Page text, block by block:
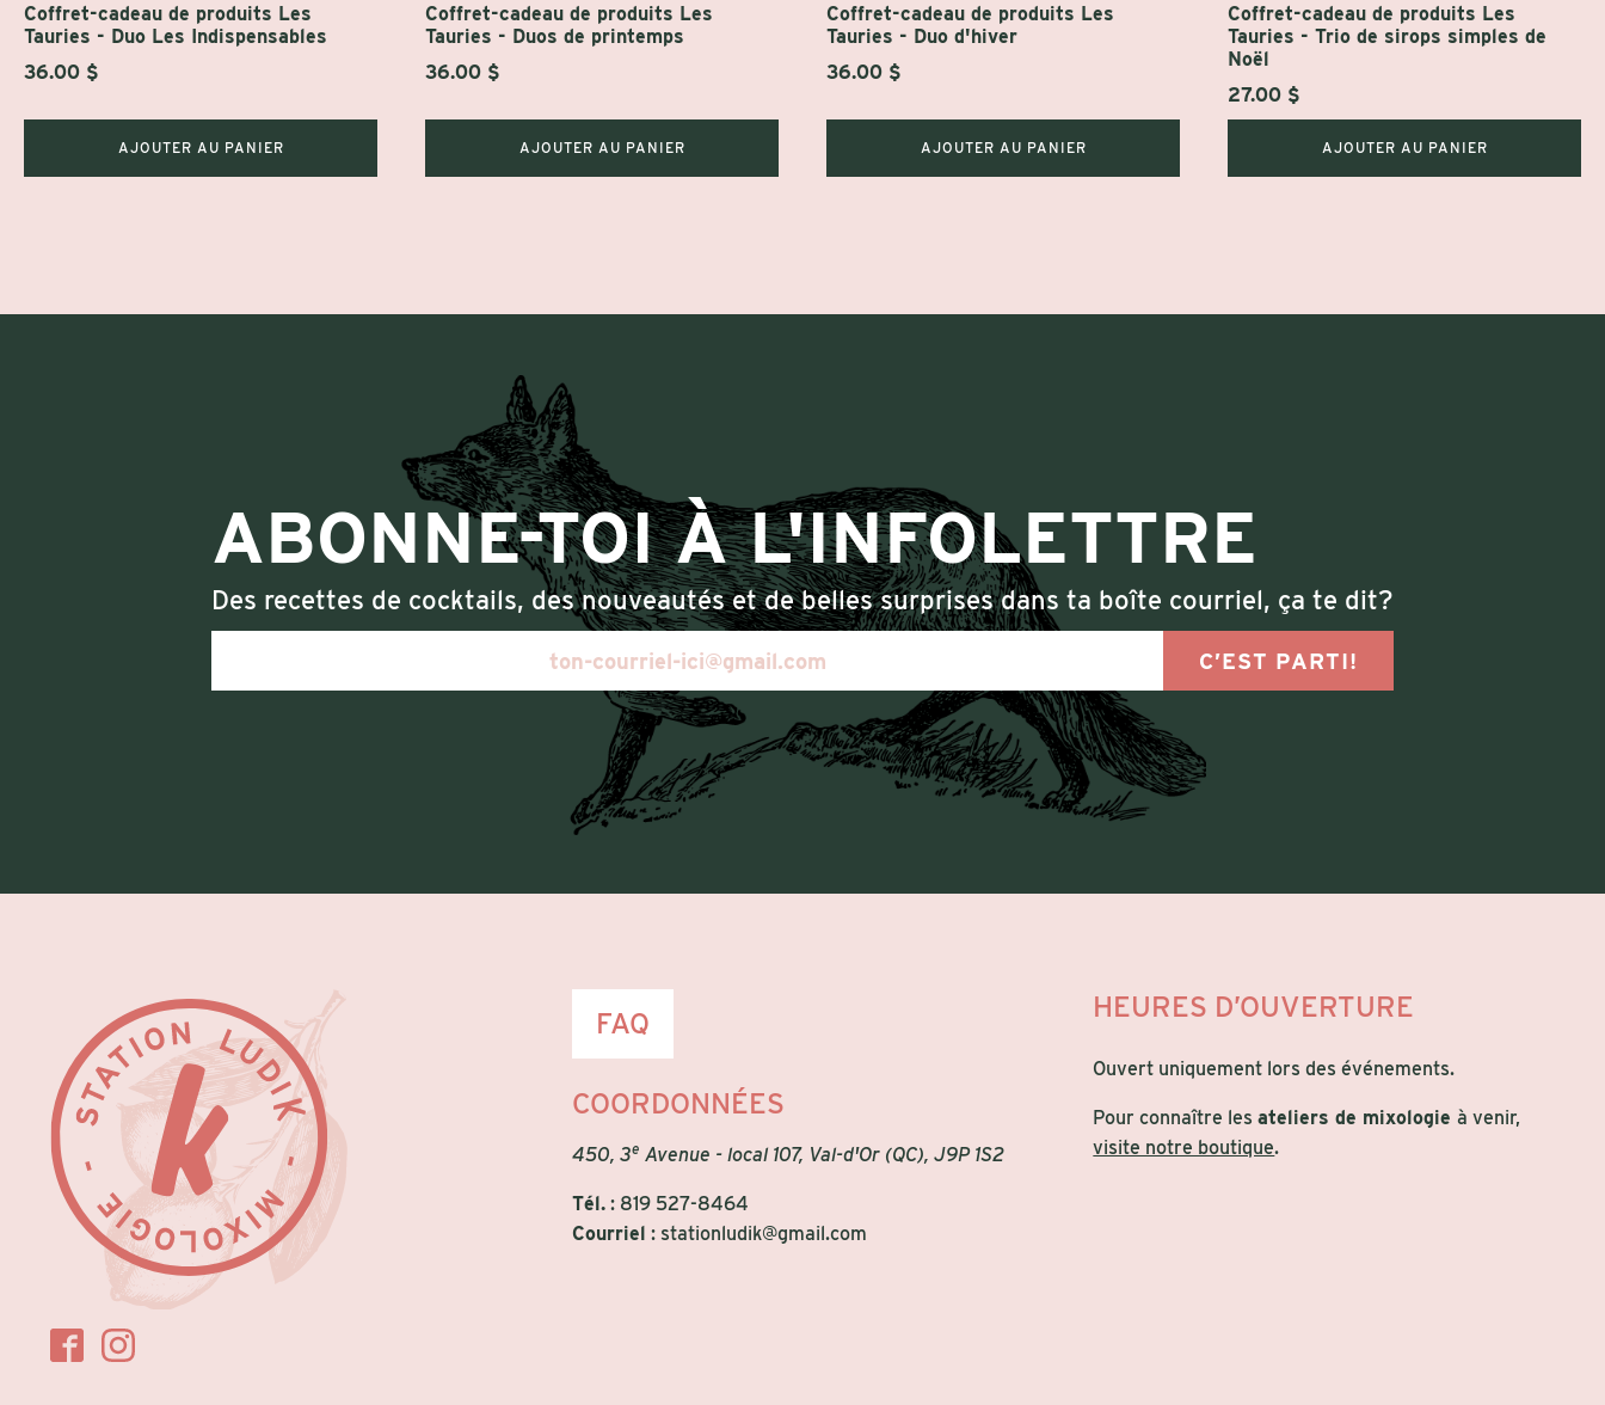
Coffret-cadeau de produits Les
Tauries - Duo Les Indispensables
36.00 $
AJOUTER AU PANIER
Coffret-cadeau de produits Les
Tauries - Duos de printemps
36.00 $
AJOUTER AU PANIER
Coffret-cadeau de produits Les
Tauries - Duo d'hiver
36.00 $
AJOUTER AU PANIER
Coffret-cadeau de produits Les
Tauries - Trio de sirops simples de
Noël
27.00 $
AJOUTER AU PANIER
ABONNE-TOI À L'INFOLETTRE
Des recettes de cocktails, des nouveautés et de belles surprises dans ta boîte courriel, ça te dit?
C’EST PARTI!
FAQ
COORDONNÉES
450, 3e Avenue - local 107, Val-d'Or (QC), J9P 1S2
Tél.: 819 527-8464
Courriel : stationludik@gmail.com
HEURES D’OUVERTURE
Ouvert uniquement lors des événements.
Pour connaître lesateliers de mixologieà venir,
visite notre boutique.